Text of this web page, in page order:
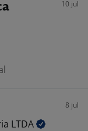
10 jul
8 jul
LTDA